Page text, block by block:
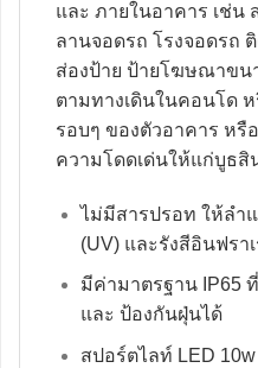
และ ภายในอาคาร เช่
ลานจอดรถ โรงจอดรถ
ส่องป้าย ป้ายโฆษณาขน
ตามทางเดินในคอนโด
รอบๆ ของตัวอาคาร หรื
ความโดดเด่นให้แก่บูธสิ
ไม่มีสารปรอท ให้ลำ
(UV) และรังสีอินฟรา
มีค่ามาตรฐาน IP65
และ ป้องกันฝุ่นได้
สปอร์ตไลท์ LED